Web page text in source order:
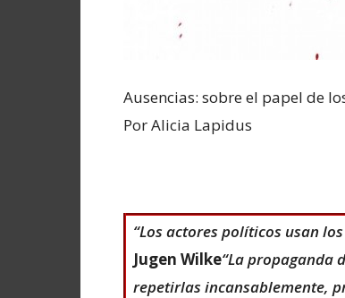
Ausencias: sobre el papel de
Por Alicia Lapidus
“Los actores políticos usan
Jugen Wilke“La propaganda
repetirlas incansablemente,